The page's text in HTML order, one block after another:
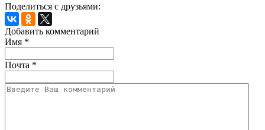
Поделиться с друзьями:
Добавить комментарий
Имя *
Почта *